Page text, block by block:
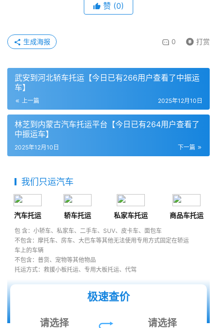
赞 (0)
0 打赏
生成海报
武安到河北轿车托运【今日已有266用户查看了中振运
车】
上一篇 2025年12月10日
林芝到内蒙古汽车托运平台【今日已有264用户查看了
中振运车】
下一篇
2025年12月10日
我们只运汽车
汽车托运 轿车托运 私家车托运 商品车托运
包 含：小轿车、私家车、二手车、SUV、皮卡车、面包车
不包含：摩托车、房车、大巴车等其他无法使用专用方式固定在轿运
车上的车辆
不包含：普货、宠物等其他物品
托运方式：救援小板托运、专用大板托运、代驾
极速查价